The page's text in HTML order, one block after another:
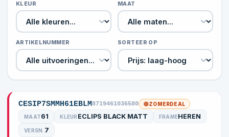
KLEUR MAAT
ARTIKELNUMMER SORTEER OP
CESIP7SMMH61EBLM8719461036580 ZOMERDEAL
MAAT61 KLEUR ECLIPS BLACK MATT FRAMEHEREN
VERSN. 7